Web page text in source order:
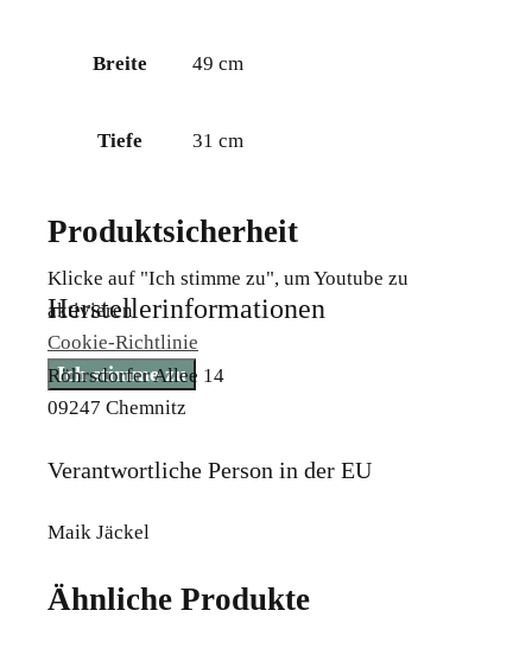
Klicke auf "Ich stimme zu", um Youtube zu
aktivieren
Cookie-Richtlinie
Ich stimme zu
Breite 49 cm
Tiefe 31 cm
Produktsicherheit
Herstellerinformationen
Röhrsdorfer Allee 14
09247 Chemnitz
Verantwortliche Person in der EU
Maik Jäckel
Ähnliche Produkte